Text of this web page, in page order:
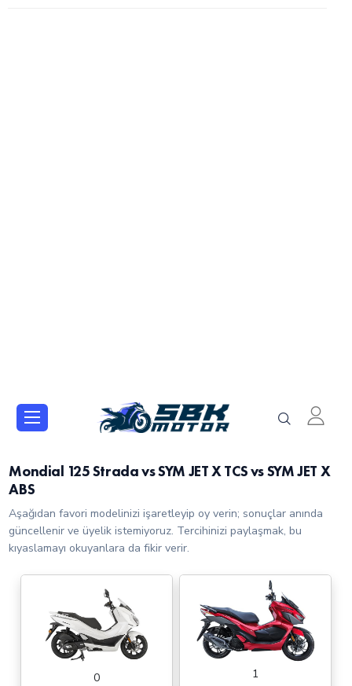
Mondial 125 Strada vs SYM JET X TCS vs SYM JET X
ABS
Aşağıdan favori modelinizi işaretleyip oy verin; sonuçlar anında
güncellenir ve üyelik istemiyoruz. Tercihinizi paylaşmak, bu
kıyaslamayı okuyanlara da fikir verir.
0 1